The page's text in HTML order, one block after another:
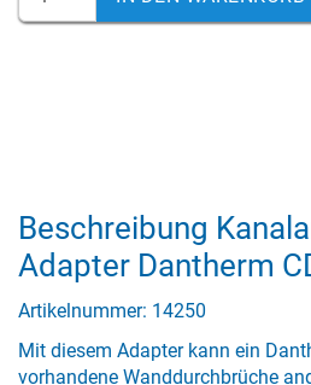
Beschreibung
Adapter Dantherm
Artikelnummer: 14250
Mit diesem Adapter kann ein
vorhandene Wanddurchbrüche